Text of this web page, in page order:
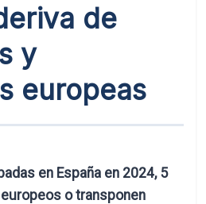
de
y
europeas
en España en 2024, 5
o transponen